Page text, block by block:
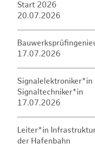
Start 2026
20.07.2026
17.07.2026
Signaltechniker*in
17.07.2026
Leiter*in
der Hafenbahn